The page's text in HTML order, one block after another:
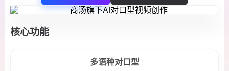
核心功能
多语种对口型